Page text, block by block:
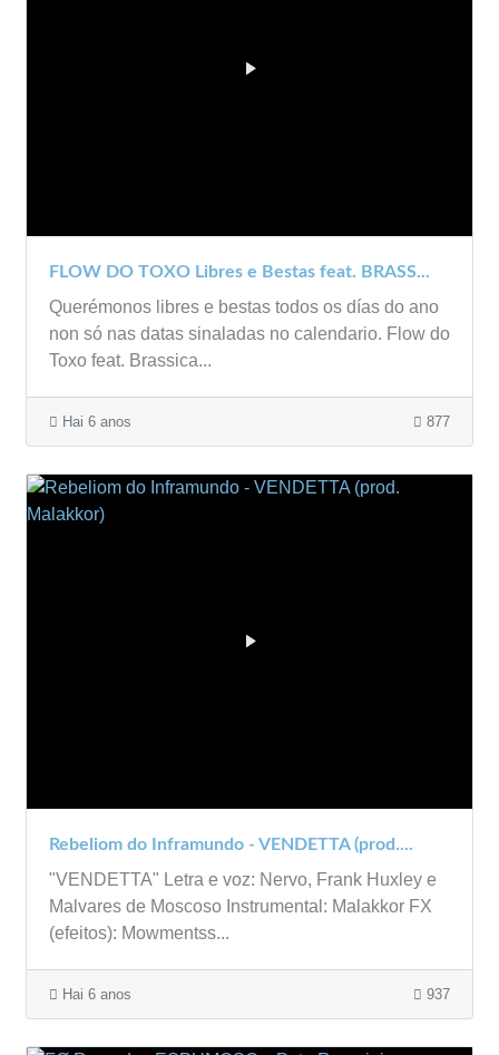
FLOW DO TOXO Libres e Bestas feat. BRASS...
Querémonos libres e bestas todos os días do ano
non só nas datas sinaladas no calendario. Flow do
Toxo feat. Brassica...
Hai 6 anos 877
Rebeliom do Inframundo - VENDETTA (prod....
"VENDETTA" Letra e voz: Nervo, Frank Huxley e
Malvares de Moscoso Instrumental: Malakkor FX
(efeitos): Mowmentss...
Hai 6 anos 937